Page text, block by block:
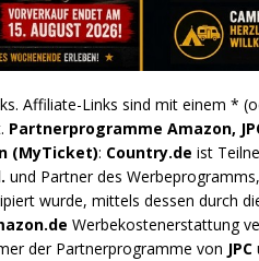
Affiliate-Links sind mit einem *
Partnerprogramme Amazon,
(MyTicket): Country.de ist
und Partner des
wurde, mittels dessen durch
Werbekostenerstattung
der Partnerprogramme von JPC